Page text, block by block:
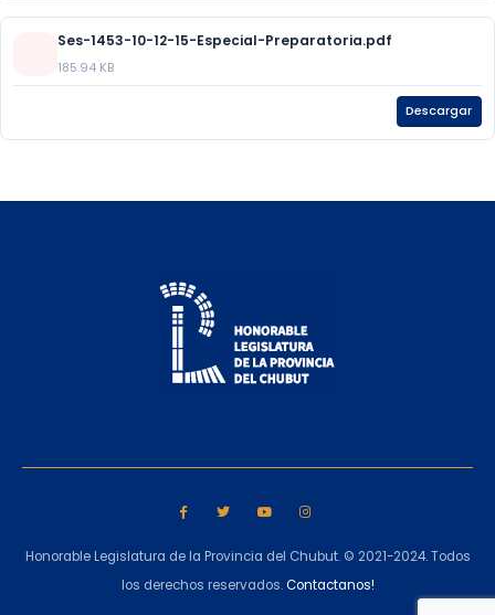
Ses-1453-10-12-15-Especial-Preparatoria.pdf
185.94 KB
Descargar
Honorable Legislatura de la Provincia del Chubut. © 2021-2024. Todos
los derechos reservados.Contactanos!